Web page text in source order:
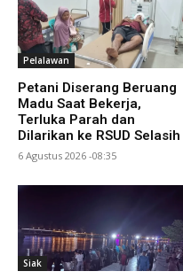
Pelalawan
Petani Diserang Beruang
Madu Saat Bekerja,
Terluka Parah dan
Dilarikan ke RSUD Selasih
6 Agustus 2026 -08:35
Siak